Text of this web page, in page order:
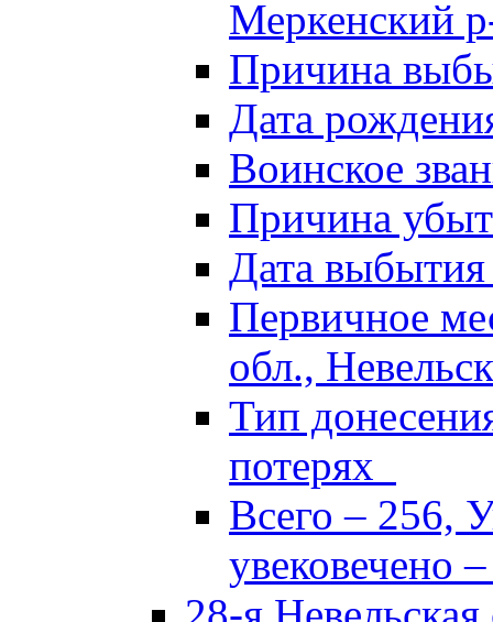
Меркенский
Причина
Дата
Воинское
Причина
Дата
Первичное
обл.,
Тип
потерях
Всего – 256,
увековечено